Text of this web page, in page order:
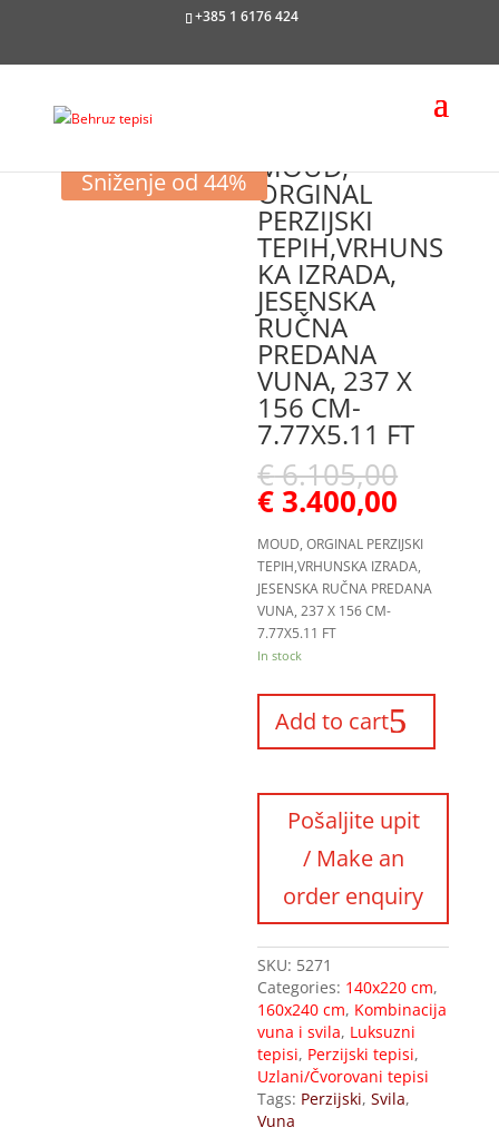
+385 1 6176 424
Sniženje od 44% MOUD,
ORGINAL
PERZIJSKI
TEPIH,VRHUNS
KA IZRADA,
JESENSKA
RUČNA
PREDANA
VUNA, 237 X
156 CM-
7.77X5.11 FT
€6.105,00
€ 3.400,00
MOUD, ORGINAL PERZIJSKI
TEPIH,VRHUNSKA IZRADA,
JESENSKA RUČNA PREDANA
VUNA, 237 X 156 CM-
7.77X5.11 FT
In stock
Add to cart
SKU: 5271
Categories: 140x220 cm,
160x240 cm, Kombinacija
vuna i svila, Luksuzni
tepisi, Perzijski tepisi,
Uzlani/Čvorovani tepisi
Tags: Perzijski,Svila,
Vuna